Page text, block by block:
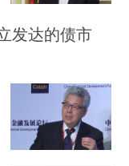
发达的债市